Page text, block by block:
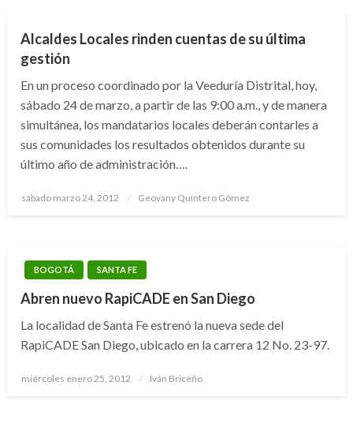
Alcaldes Locales rinden cuentas de su última
gestión
En un proceso coordinado por la Veeduría Distrital, hoy,
sábado 24 de marzo, a partir de las 9:00 a.m., y de manera
simultánea, los mandatarios locales deberán contarles a
sus comunidades los resultados obtenidos durante su
último año de administración….
Publicado
sábado marzo 24, 2012 Geovany Quintero Gómez
BOGOTÁ SANTA FE
Abren nuevo RapiCADE en San Diego
La localidad de Santa Fe estrenó la nueva sede del
RapiCADE San Diego, ubicado en la carrera 12 No. 23-97.
Publicado
miércoles enero 25, 2012 Iván Briceño